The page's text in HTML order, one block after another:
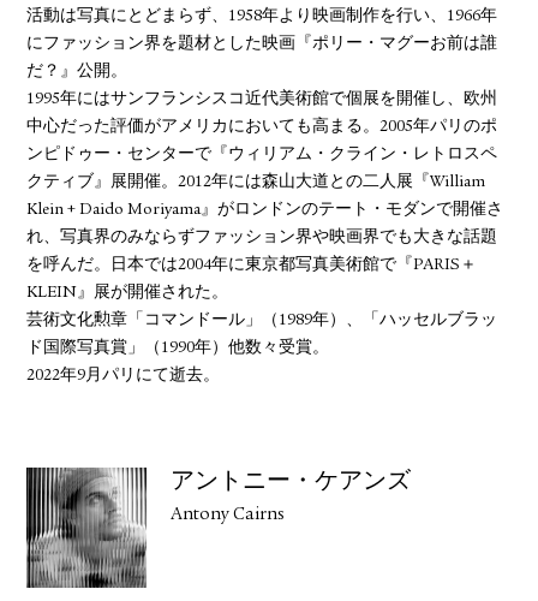
活動は写真にとどまらず、1958年より映画制作を行い、1966年
にファッション界を題材とした映画『ポリー・マグーお前は誰
だ？』公開。
1995年にはサンフランシスコ近代美術館で個展を開催し、欧州
中心だった評価がアメリカにおいても高まる。2005年パリのポ
ンピドゥー・センターで『ウィリアム・クライン・レトロスペ
クティブ』展開催。2012年には森山大道との二人展『William
Klein + Daido Moriyama』がロンドンのテート・モダンで開催さ
れ、写真界のみならずファッション界や映画界でも大きな話題
を呼んだ。日本では2004年に東京都写真美術館で『PARIS＋
KLEIN』展が開催された。
芸術文化勲章「コマンドール」（1989年）、「ハッセルブラッ
ド国際写真賞」（1990年）他数々受賞。
2022年9月パリにて逝去。
アントニー・ケアンズ
Antony Cairns